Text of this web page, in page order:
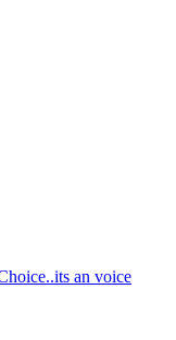
an voice